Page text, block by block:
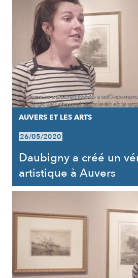
AUVERS ET LES ARTS
26/05/2020
Daubigny a créé un
artistique à Auvers